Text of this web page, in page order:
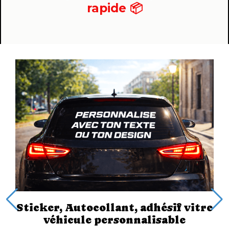
rapide 📦
adhésif vitre
personnalisable